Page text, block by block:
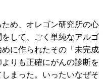
め、オレゴン研究所の心
して、ごく単純なアルゴ
に作られたその「未完成
りも正確にがんの診断を
しまった。いったいなぜそ